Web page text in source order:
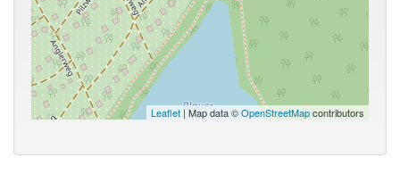
Leaflet| Map data ©OpenStreetMapcontributors